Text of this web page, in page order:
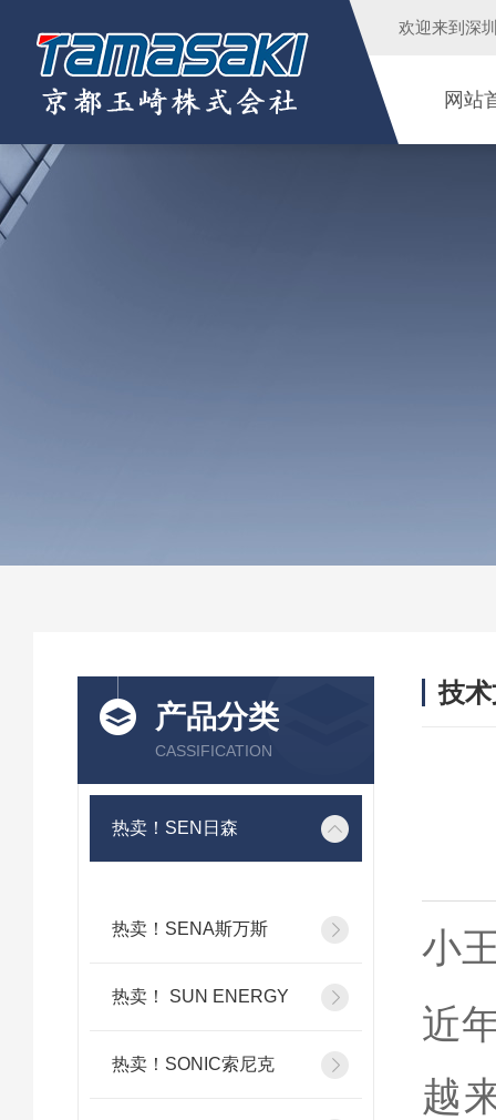
欢迎来到 深
网站
产品分类
CASSIFICATION
热卖！SEN日森
热卖！SENA斯万斯
热卖！ SUN ENERGY
热卖！SONIC索尼克
技
小
近
越